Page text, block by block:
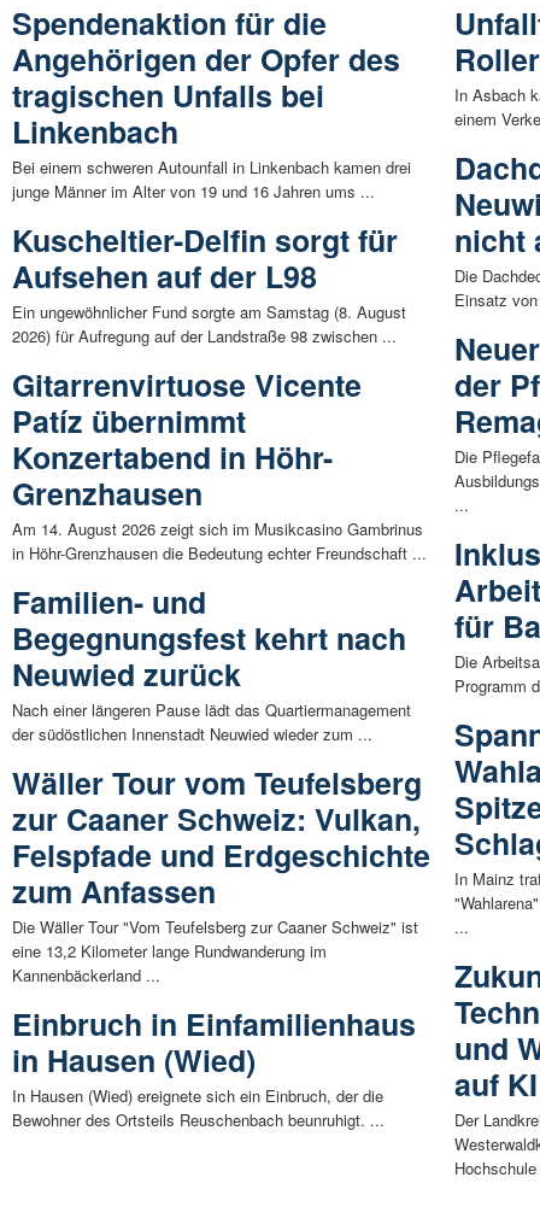
Spendenaktion für die
Angehörigen der Opfer des
tragischen Unfalls bei
Linkenbach
Bei einem schweren Autounfall in Linkenbach kamen drei
junge Männer im Alter von 19 und 16 Jahren ums ...
Kuscheltier-Delfin sorgt für
Aufsehen auf der L98
Ein ungewöhnlicher Fund sorgte am Samstag (8. August
2026) für Aufregung auf der Landstraße 98 zwischen ...
Gitarrenvirtuose Vicente
Patíz übernimmt
Konzertabend in Höhr-
Grenzhausen
Am 14. August 2026 zeigt sich im Musikcasino Gambrinus
in Höhr-Grenzhausen die Bedeutung echter Freundschaft ...
Familien- und
Begegnungsfest kehrt nach
Neuwied zurück
Nach einer längeren Pause lädt das Quartiermanagement
der südöstlichen Innenstadt Neuwied wieder zum ...
Wäller Tour vom Teufelsberg
zur Caaner Schweiz: Vulkan,
Felspfade und Erdgeschichte
zum Anfassen
Die Wäller Tour "Vom Teufelsberg zur Caaner Schweiz" ist
eine 13,2 Kilometer lange Rundwanderung im
Kannenbäckerland ...
Einbruch in Einfamilienhaus
in Hausen (Wied)
In Hausen (Wied) ereignete sich ein Einbruch, der die
Bewohner des Ortsteils Reuschenbach beunruhigt. ...
In Asbach
einem
nicht
Die
Einsatz
der
Die
...
für
Die
Programm
In Mainz
...
und
auf
Der